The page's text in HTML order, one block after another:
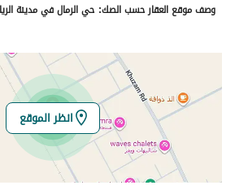
رقم المسؤول
0580154494
المنطقة
منطقة الرياض
الرياض
الحي
الرمال
وصف موقع العقار حسب الصك: حي الرمال في مدينة
انظر الموقع